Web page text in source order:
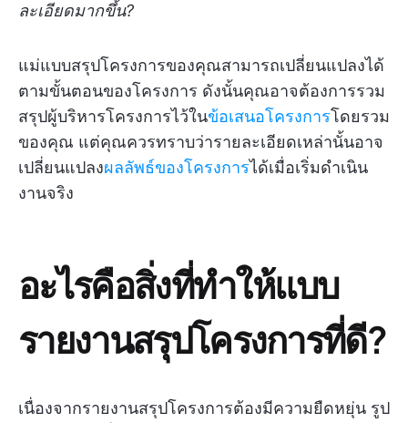
ละเอียดมากขึ้น?
แม่แบบสรุปโครงการของคุณสามารถเปลี่ยนแปลงได้
ตามขั้นตอนของโครงการ ดังนั้นคุณอาจต้องการรวม
สรุปผู้บริหารโครงการไว้ในข้อเสนอโครงการโดยรวม
ของคุณ แต่คุณควรทราบว่ารายละเอียดเหล่านั้นอาจ
เปลี่ยนแปลงผลลัพธ์ของโครงการได้เมื่อเริ่มดำเนิน
งานจริง
อะไรคือสิ่งที่ทำให้แบบ
รายงานสรุปโครงการที่ดี?
เนื่องจากรายงานสรุปโครงการต้องมีความยืดหยุ่น รูป